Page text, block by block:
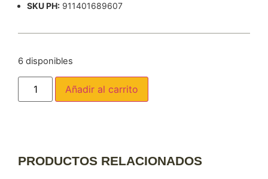
SKU PH: 911401689607
6 disponibles
Añadir al carrito
PRODUCTOS RELACIONADOS